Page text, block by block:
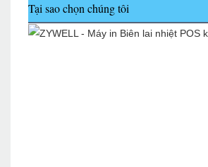
Tại sao chọn chúng tôi